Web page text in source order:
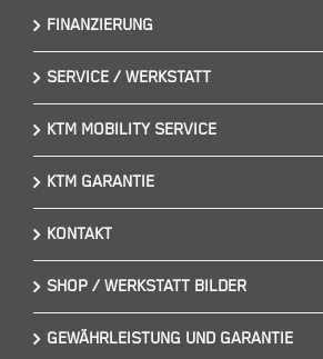
FINANZIERUNG
SERVICE / WERKSTATT
KTM MOBILITY SERVICE
KTM GARANTIE
KONTAKT
SHOP / WERKSTATT BILDER
GEWÄHRLEISTUNG UND GARANTIE